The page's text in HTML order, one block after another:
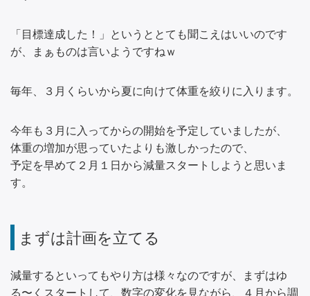
「目標達成した！」というととても聞こえはいいのです
が、まぁものは言いようですねｗ
毎年、３月くらいから夏に向けて体重を絞りに入ります。
今年も３月に入ってからの開始を予定していましたが、
体重の増加が思っていたよりも激しかったので、
予定を早めて２月１日から減量スタートしようと思いま
す。
まずは計画を立てる
減量するといってもやり方は様々なのですが、まずはゆ
る〜くスタートして、数字の変化を見ながら、４月から調